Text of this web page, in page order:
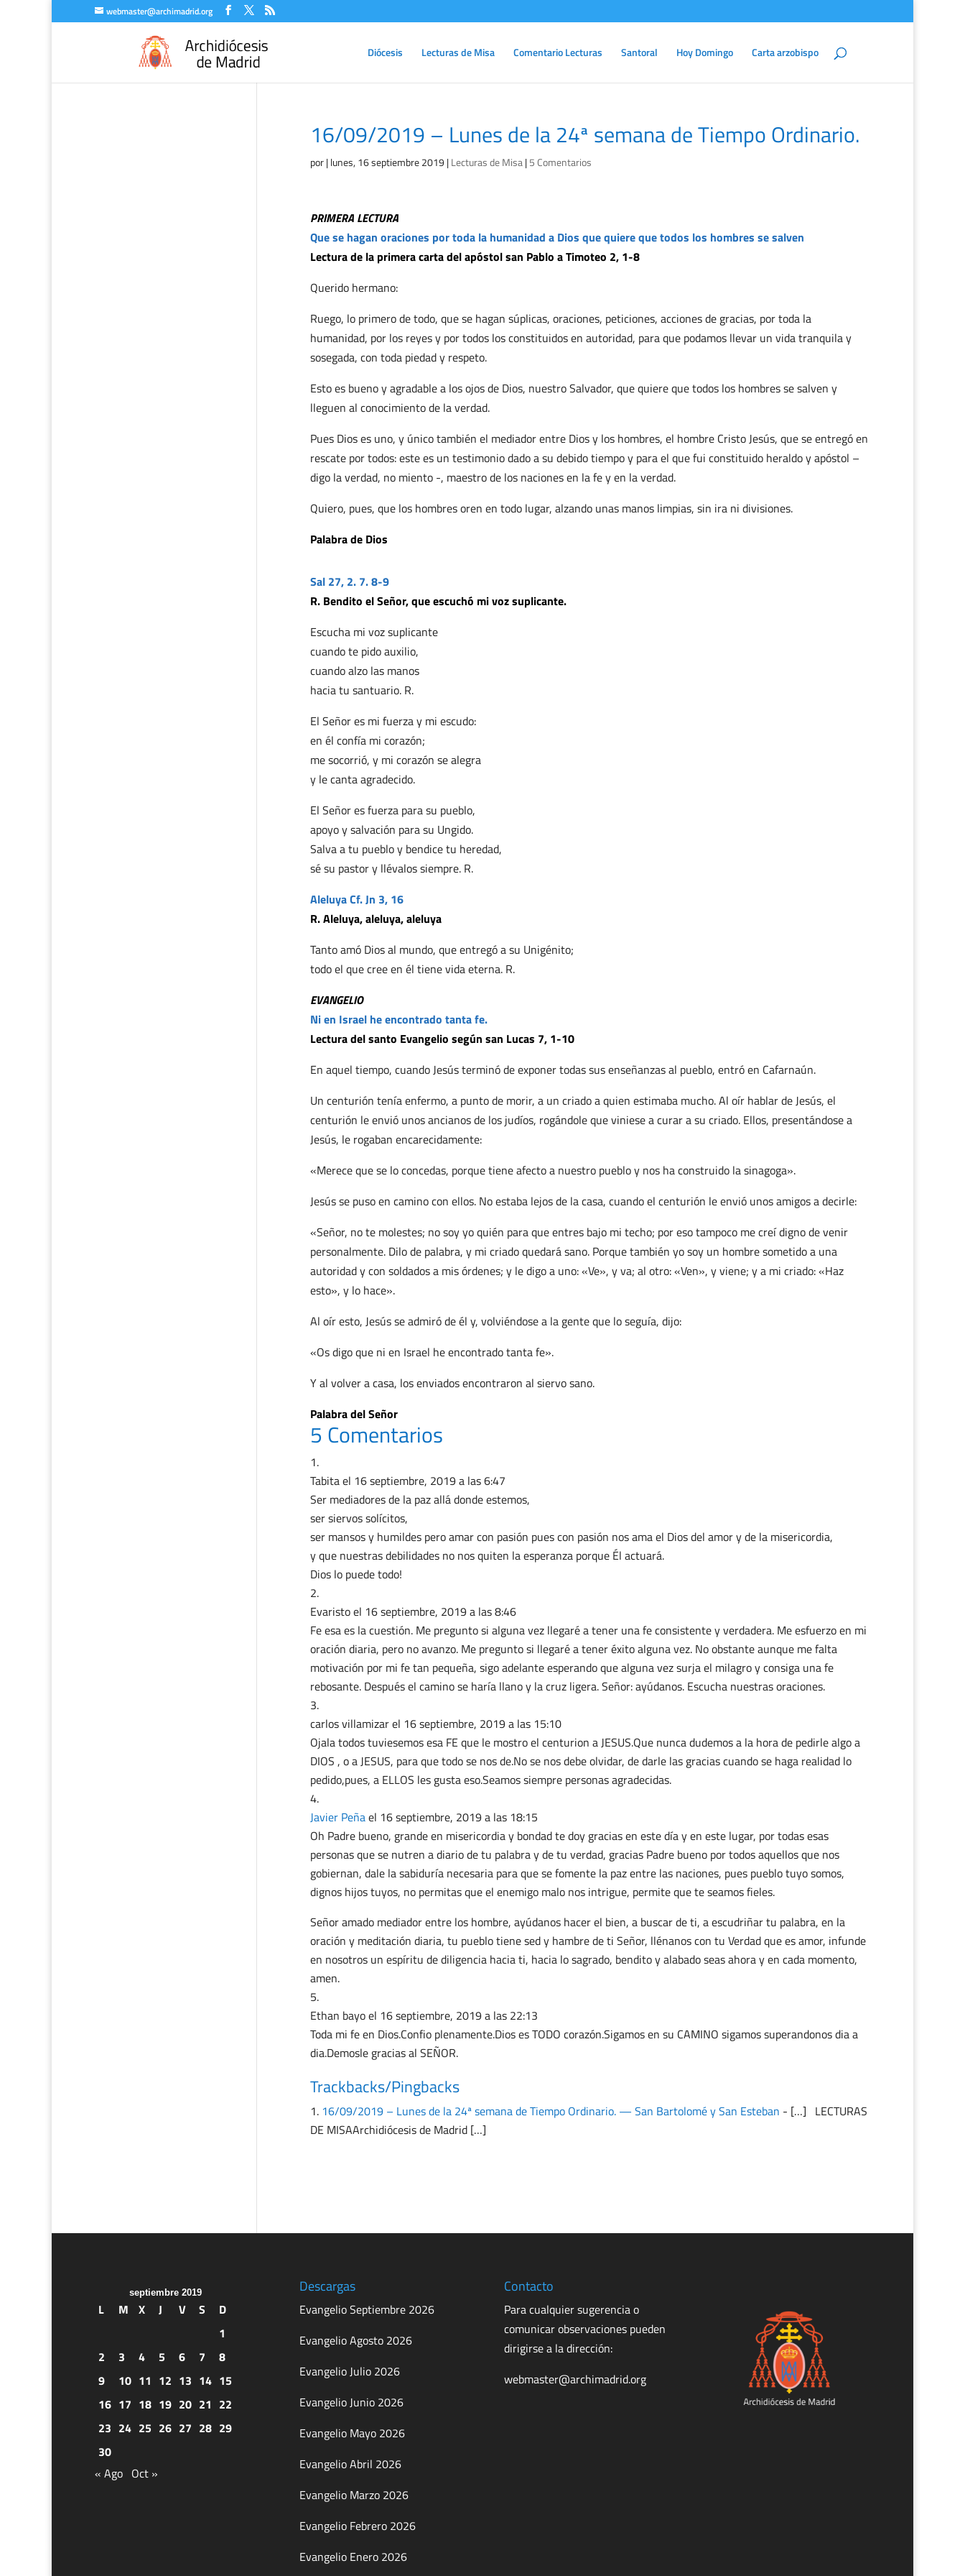
webmaster@archimadrid.org
Diócesis Lecturas de Misa Comentario Lecturas Santoral Hoy Domingo Carta arzobispo
16/09/2019 – Lunes de la 24ª semana de Tiempo Ordinario.
por|lunes, 16 septiembre 2019|Lecturas de Misa|5 Comentarios
PRIMERA LECTURA
Que se hagan oraciones por toda la humanidad a Dios que quiere que todos los hombres se salven
Lectura de la primera carta del apóstol san Pablo a Timoteo 2, 1-8
Querido hermano:
Ruego, lo primero de todo, que se hagan súplicas, oraciones, peticiones, acciones de gracias, por toda la
humanidad, por los reyes y por todos los constituidos en autoridad, para que podamos llevar un vida tranquila y
sosegada, con toda piedad y respeto.
Esto es bueno y agradable a los ojos de Dios, nuestro Salvador, que quiere que todos los hombres se salven y
lleguen al conocimiento de la verdad.
Pues Dios es uno, y único también el mediador entre Dios y los hombres, el hombre Cristo Jesús, que se entregó en
rescate por todos: este es un testimonio dado a su debido tiempo y para el que fui constituido heraldo y apóstol –
digo la verdad, no miento -, maestro de los naciones en la fe y en la verdad.
Quiero, pues, que los hombres oren en todo lugar, alzando unas manos limpias, sin ira ni divisiones.
Palabra de Dios
Sal 27, 2. 7. 8-9
R. Bendito el Señor, que escuchó mi voz suplicante.
Escucha mi voz suplicante
cuando te pido auxilio,
cuando alzo las manos
hacia tu santuario. R.
El Señor es mi fuerza y mi escudo:
en él confía mi corazón;
me socorrió, y mi corazón se alegra
y le canta agradecido.
El Señor es fuerza para su pueblo,
apoyo y salvación para su Ungido.
Salva a tu pueblo y bendice tu heredad,
sé su pastor y llévalos siempre. R.
Aleluya Cf. Jn 3, 16
R. Aleluya, aleluya, aleluya
Tanto amó Dios al mundo, que entregó a su Unigénito;
todo el que cree en él tiene vida eterna. R.
EVANGELIO
Ni en Israel he encontrado tanta fe.
Lectura del santo Evangelio según san Lucas 7, 1-10
En aquel tiempo, cuando Jesús terminó de exponer todas sus enseñanzas al pueblo, entró en Cafarnaún.
Un centurión tenía enfermo, a punto de morir, a un criado a quien estimaba mucho. Al oír hablar de Jesús, el
centurión le envió unos ancianos de los judíos, rogándole que viniese a curar a su criado. Ellos, presentándose a
Jesús, le rogaban encarecidamente:
«Merece que se lo concedas, porque tiene afecto a nuestro pueblo y nos ha construido la sinagoga».
Jesús se puso en camino con ellos. No estaba lejos de la casa, cuando el centurión le envió unos amigos a decirle:
«Señor, no te molestes; no soy yo quién para que entres bajo mi techo; por eso tampoco me creí digno de venir
personalmente. Dilo de palabra, y mi criado quedará sano. Porque también yo soy un hombre sometido a una
autoridad y con soldados a mis órdenes; y le digo a uno: «Ve», y va; al otro: «Ven», y viene; y a mi criado: «Haz
esto», y lo hace».
Al oír esto, Jesús se admiró de él y, volviéndose a la gente que lo seguía, dijo:
«Os digo que ni en Israel he encontrado tanta fe».
Y al volver a casa, los enviados encontraron al siervo sano.
Palabra del Señor
5 Comentarios
Tabitael 16 septiembre, 2019 a las 6:47
Ser mediadores de la paz allá donde estemos,
ser siervos solícitos,
ser mansos y humildes pero amar con pasión pues con pasión nos ama el Dios del amor y de la misericordia,
y que nuestras debilidades no nos quiten la esperanza porque Él actuará.
Dios lo puede todo!
Evaristoel 16 septiembre, 2019 a las 8:46
Fe esa es la cuestión. Me pregunto si alguna vez llegaré a tener una fe consistente y verdadera. Me esfuerzo en mi
oración diaria, pero no avanzo. Me pregunto si llegaré a tener éxito alguna vez. No obstante aunque me falta
motivación por mi fe tan pequeña, sigo adelante esperando que alguna vez surja el milagro y consiga una fe
rebosante. Después el camino se haría llano y la cruz ligera. Señor: ayúdanos. Escucha nuestras oraciones.
carlos villamizarel 16 septiembre, 2019 a las 15:10
Ojala todos tuviesemos esa FE que le mostro el centurion a JESUS.Que nunca dudemos a la hora de pedirle algo a
DIOS , o a JESUS, para que todo se nos de.No se nos debe olvidar, de darle las gracias cuando se haga realidad lo
pedido,pues, a ELLOS les gusta eso.Seamos siempre personas agradecidas.
Javier Peñael 16 septiembre, 2019 a las 18:15
Oh Padre bueno, grande en misericordia y bondad te doy gracias en este día y en este lugar, por todas esas
personas que se nutren a diario de tu palabra y de tu verdad, gracias Padre bueno por todos aquellos que nos
gobiernan, dale la sabiduría necesaria para que se fomente la paz entre las naciones, pues pueblo tuyo somos,
dignos hijos tuyos, no permitas que el enemigo malo nos intrigue, permite que te seamos fieles.
Señor amado mediador entre los hombre, ayúdanos hacer el bien, a buscar de ti, a escudriñar tu palabra, en la
oración y meditación diaria, tu pueblo tiene sed y hambre de ti Señor, llénanos con tu Verdad que es amor, infunde
en nosotros un espíritu de diligencia hacia ti, hacia lo sagrado, bendito y alabado seas ahora y en cada momento,
amen.
Ethan bayoel 16 septiembre, 2019 a las 22:13
Toda mi fe en Dios.Confio plenamente.Dios es TODO corazón.Sigamos en su CAMINO sigamos superandonos dia a
dia.Demosle gracias al SEÑOR.
Trackbacks/Pingbacks
16/09/2019 – Lunes de la 24ª semana de Tiempo Ordinario. — San Bartolomé y San Esteban - […] LECTURAS
DE MISAArchidiócesis de Madrid […]
septiembre 2019
L M X J V S
D
1
2
3 4 5 6 7
8
9
10 11 12 13 14 15
16 17 18 19 20 21 22
23 24 25 26 27 28 29
30
« Ago Oct »
Descargas
Evangelio Septiembre 2026
Evangelio Agosto 2026
Evangelio Julio 2026
Evangelio Junio 2026
Evangelio Mayo 2026
Evangelio Abril 2026
Evangelio Marzo 2026
Evangelio Febrero 2026
Evangelio Enero 2026
Contacto
Para cualquier sugerencia o
comunicar observaciones pueden
dirigirse a la dirección:
webmaster@archimadrid.org